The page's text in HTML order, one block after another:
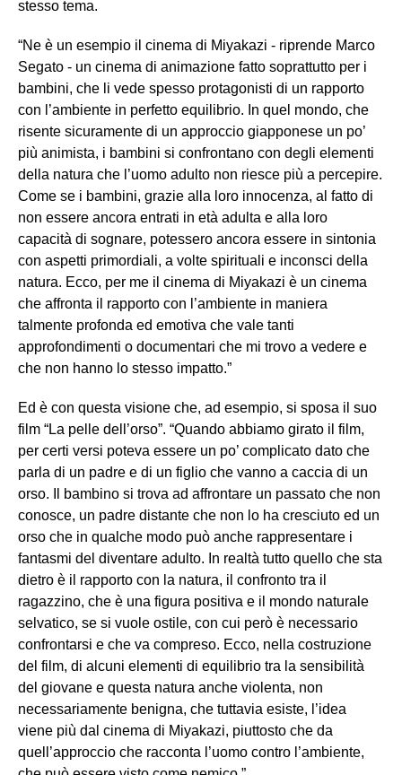
stesso tema.
“Ne è un esempio il cinema di Miyakazi - riprende Marco
Segato - un cinema di animazione fatto soprattutto per i
bambini, che li vede spesso protagonisti di un rapporto
con l’ambiente in perfetto equilibrio. In quel mondo, che
risente sicuramente di un approccio giapponese un po’
più animista, i bambini si confrontano con degli elementi
della natura che l’uomo adulto non riesce più a percepire.
Come se i bambini, grazie alla loro innocenza, al fatto di
non essere ancora entrati in età adulta e alla loro
capacità di sognare, potessero ancora essere in sintonia
con aspetti primordiali, a volte spirituali e inconsci della
natura. Ecco, per me il cinema di Miyakazi è un cinema
che affronta il rapporto con l’ambiente in maniera
talmente profonda ed emotiva che vale tanti
approfondimenti o documentari che mi trovo a vedere e
che non hanno lo stesso impatto.”
Ed è con questa visione che, ad esempio, si sposa il suo
film “La pelle dell’orso”. “Quando abbiamo girato il film,
per certi versi poteva essere un po’ complicato dato che
parla di un padre e di un figlio che vanno a caccia di un
orso. Il bambino si trova ad affrontare un passato che non
conosce, un padre distante che non lo ha cresciuto ed un
orso che in qualche modo può anche rappresentare i
fantasmi del diventare adulto. In realtà tutto quello che sta
dietro è il rapporto con la natura, il confronto tra il
ragazzino, che è una figura positiva e il mondo naturale
selvatico, se si vuole ostile, con cui però è necessario
confrontarsi e che va compreso. Ecco, nella costruzione
del film, di alcuni elementi di equilibrio tra la sensibilità
del giovane e questa natura anche violenta, non
necessariamente benigna, che tuttavia esiste, l’idea
viene più dal cinema di Miyakazi, piuttosto che da
quell’approccio che racconta l’uomo contro l’ambiente,